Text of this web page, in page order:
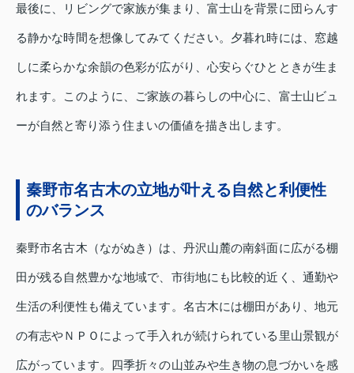
最後に、リビングで家族が集まり、富士山を背景に団らんす
る静かな時間を想像してみてください。夕暮れ時には、窓越
しに柔らかな余韻の色彩が広がり、心安らぐひとときが生ま
れます。このように、ご家族の暮らしの中心に、富士山ビュ
ーが自然と寄り添う住まいの価値を描き出します。
秦野市名古木の立地が叶える自然と利便性
のバランス
秦野市名古木（ながぬき）は、丹沢山麓の南斜面に広がる棚
田が残る自然豊かな地域で、市街地にも比較的近く、通勤や
生活の利便性も備えています。名古木には棚田があり、地元
の有志やＮＰＯによって手入れが続けられている里山景観が
広がっています。四季折々の山並みや生き物の息づかいを感